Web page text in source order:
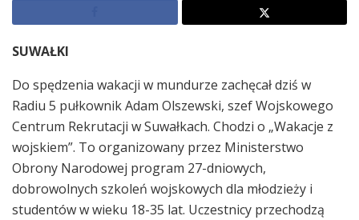
SUWAŁKI
Do spędzenia wakacji w mundurze zachęcał dziś w
Radiu 5 pułkownik Adam Olszewski, szef Wojskowego
Centrum Rekrutacji w Suwałkach. Chodzi o „Wakacje z
wojskiem”. To organizowany przez Ministerstwo
Obrony Narodowej program 27-dniowych,
dobrowolnych szkoleń wojskowych dla młodzieży i
studentów w wieku 18-35 lat. Uczestnicy przechodzą